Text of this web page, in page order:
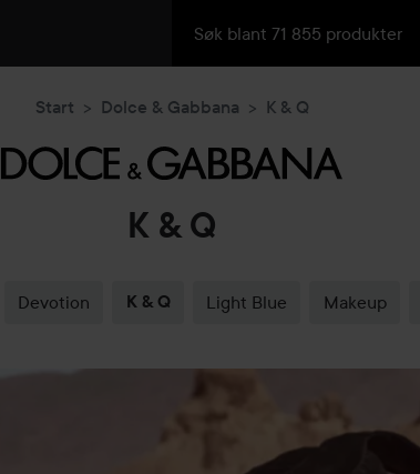
Start Dolce & Gabbana K & Q
K & Q
Devotion K & Q Light Blue Makeup